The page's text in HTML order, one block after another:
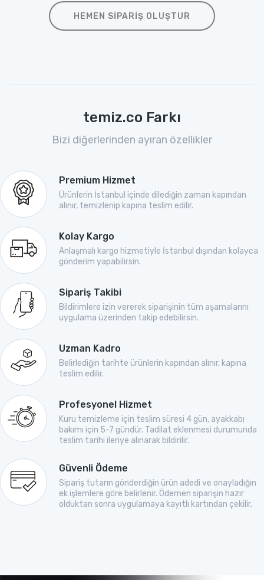
HEMEN SIPARIŞ OLUŞTUR
temiz.co Farkı
Bizi diğerlerinden ayıran özellikler
Premium Hizmet
Ürünlerin İstanbul içinde dilediğin zaman kapından
alınır, temizlenip kapına teslim edilir.
Kolay Kargo
Anlaşmalı kargo hizmetiyle İstanbul dışından kolayca
gönderim yapabilirsin.
Sipariş Takibi
Bildirimlere izin vererek siparişinin tüm aşamalarını
uygulama üzerinden takip edebilirsin.
Uzman Kadro
Belirlediğin tarihte ürünlerin kapından alınır, kapına
teslim edilir.
Profesyonel Hizmet
Kuru temizleme için teslim süresi 4 gün, ayakkabı
bakımı için 5-7 gündür. Tadilat eklenmesi durumunda
teslim tarihi ileriye alınarak bildirilir.
Güvenli Ödeme
Sipariş tutarın gönderdiğin ürün adedi ve onayladığın
ek işlemlere göre belirlenir. Ödemen siparişin hazır
olduktan sonra uygulamaya kayıtlı kartından çekilir.